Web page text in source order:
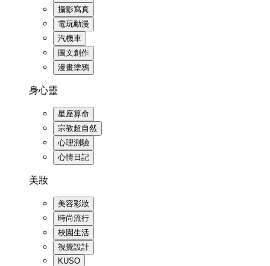
攝影寫真
電玩動漫
汽機車
圖文創作
漫畫塗鴉
身心靈
星座算命
宗教超自然
心理測驗
心情日記
美妝
美容彩妝
時尚流行
校園生活
視覺設計
KUSO